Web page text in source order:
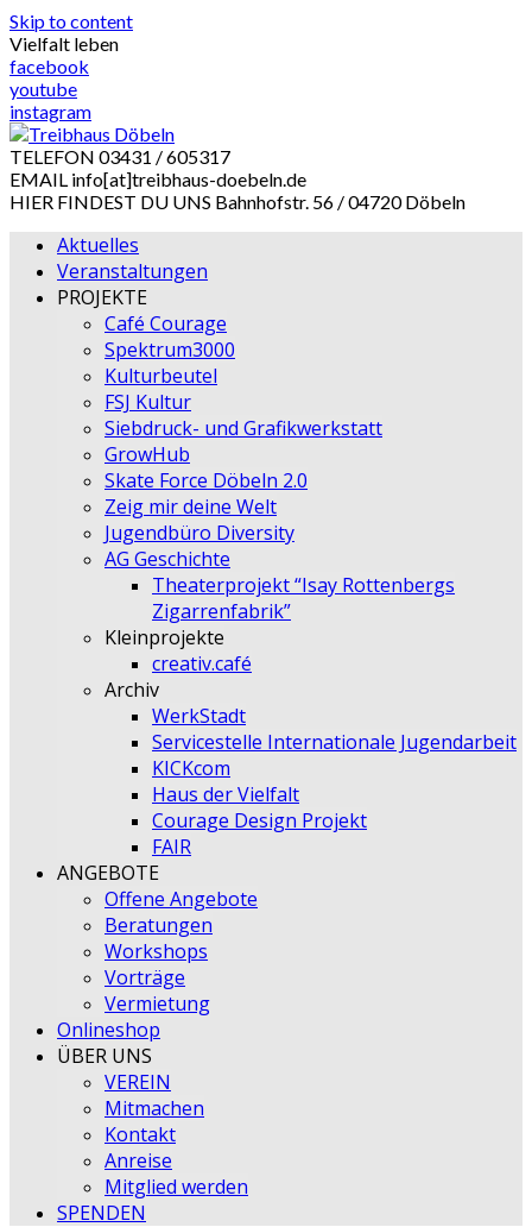
Skip to content
Vielfalt leben
facebook
youtube
instagram
TELEFON 03431 / 605317
EMAIL info[at]treibhaus-doebeln.de
HIER FINDEST DU UNS Bahnhofstr. 56 / 04720 Döbeln
Aktuelles
Veranstaltungen
PROJEKTE
Café Courage
Spektrum3000
Kulturbeutel
FSJ Kultur
Siebdruck- und Grafikwerkstatt
GrowHub
Skate Force Döbeln 2.0
Zeig mir deine Welt
Jugendbüro Diversity
AG Geschichte
Theaterprojekt “Isay Rottenbergs
Zigarrenfabrik”
Kleinprojekte
creativ.café
Archiv
WerkStadt
Servicestelle Internationale Jugendarbeit
KICKcom
Haus der Vielfalt
Courage Design Projekt
FAIR
ANGEBOTE
Offene Angebote
Beratungen
Workshops
Vorträge
Vermietung
Onlineshop
ÜBER UNS
VEREIN
Mitmachen
Kontakt
Anreise
Mitglied werden
SPENDEN